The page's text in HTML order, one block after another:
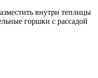
внутри теплицы
горшки с рассадой